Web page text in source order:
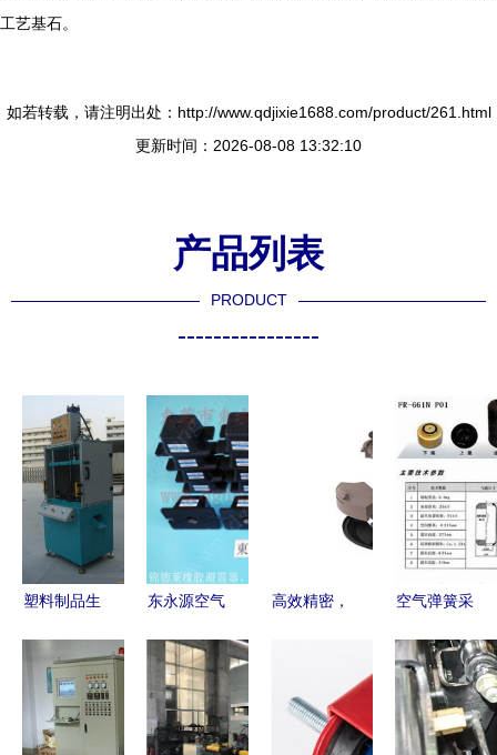
工艺基石。
如若转载，请注明出处：http://www.qdjixie1688.com/product/261.html
更新时间：2026-08-08 13:32:10
产品列表
PRODUCT
----------------
塑料制品生
设备 鼓包
机、热压成
型机、塑料
东永源空气
备隔振与热
压平板机减
震的理想解
高效精密，
气弹簧热压
平板机的卓
空气弹簧采
板机应用方
案